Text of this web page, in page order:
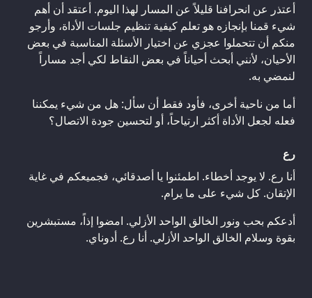
أعتذر عن انحرافنا قليلاً عن المسار لهذا اليوم. أعتقد أن أهم
شيء قمنا بإنجازه هو تعلم كيفية تنظيم جلسات الأداة، وأرجو
منكم أن تتحملوا عجزي عن اختيار الأسئلة المناسبة في بعض
الأحيان، لأنني أبحث أحياناً في بعض النقاط لكي أجد مساراً
لنمضي به.
أما من ناحية أخرى، فأود فقط أن سأل: هل من شيء يمكننا
فعله لجعل الأداة أكثر ارتياحاً، أو لتحسين جودة الاتصال؟
رع
أنا رع. لا يوجد أخطاء. اطمئنوا يا أصدقائي، فجميعكم في غاية
الإتقان. كل شيء على ما يرام.
أدعكم بحب ونور الخالق الواحد الأزلي. امضوا إذاً، مستبشرين
بقوة وسلام الخالق الواحد الأزلي. أنا رع. أدوناي.